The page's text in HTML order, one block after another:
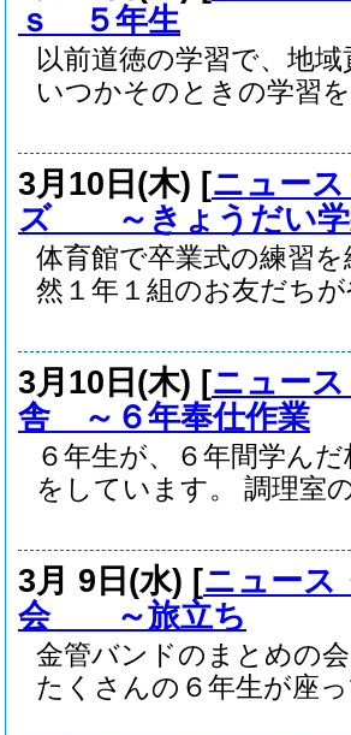
ｓ ５年生
以前道徳の学習で、地
いつかそのときの学習
3月10日(木) [ニュー
ズ ～きょうだい学
体育館で卒業式の練習
然１年１組のお友だち
3月10日(木) [ニュー
舎 ～６年奉仕作業
６年生が、６年間学ん
をしています。 調理室
3月 9日(水) [ニュース
会 ～旅立ち
金管バンドのまとめの
たくさんの６年生が座